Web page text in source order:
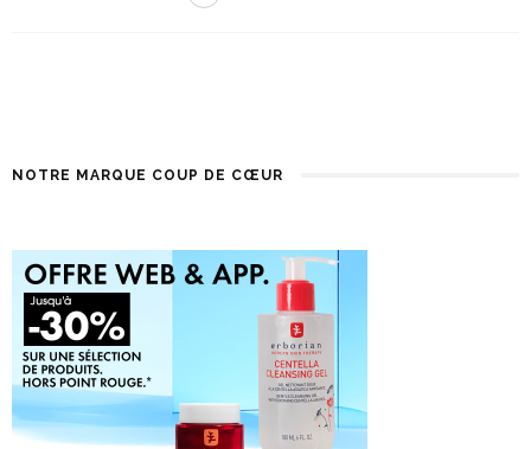
NOTRE MARQUE COUP DE CŒUR